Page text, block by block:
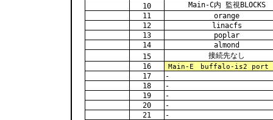
10
Main-C内 監視BLOCKS
11
orange
12
linacfs
13
poplar
14
almond
15
接続先なし
16
Main-E buffalo-is2 port
17
-
18
-
19
-
20
-
21
-